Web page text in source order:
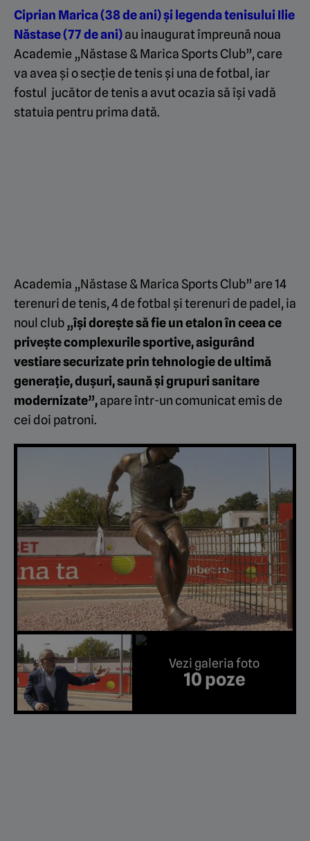
Ciprian Marica (38 de ani) și legenda tenisului Ilie
Năstase (77 de ani)au inaugurat împreună noua
Academie „Năstase & Marica Sports Club”, care
va avea și o secție de tenis și una de fotbal, iar
fostul jucător de tenis a avut ocazia să își vadă
statuia pentru prima dată.
Academia „Năstase & Marica Sports Club” are 14
terenuri de tenis, 4 de fotbal și terenuri de padel, ia
noul club„își dorește să fie un etalon în ceea ce
privește complexurile sportive, asigurând
vestiare securizate prin tehnologie de ultimă
generație, dușuri, saună și grupuri sanitare
modernizate”,apare într-un comunicat emis de
cei doi patroni.
Vezi galeria foto
10 poze